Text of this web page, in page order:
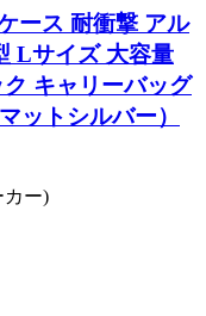
ース 耐衝撃 アル
Lサイズ 大容量
キャリーバッグ
ットシルバー）
カー)